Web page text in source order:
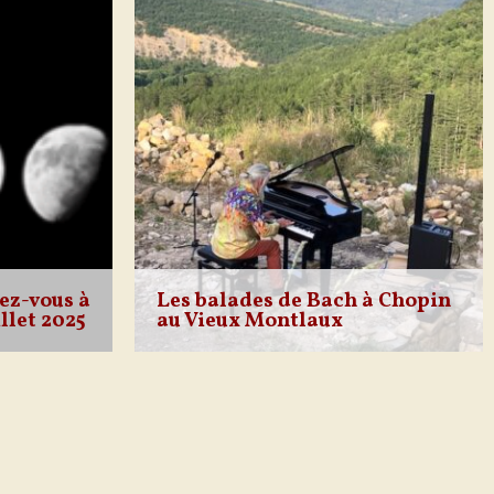
mouvementée. Anne nous a fait un
exposé détaillé de l’évolution de la vie
rurale de Mallefougasse.
vous à
2025
Eyrolle
Les balades de Bach à Chopin
au Vieux Montlaux
Après des travaux sous une forte